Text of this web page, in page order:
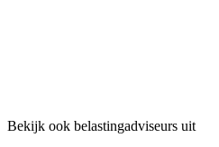
Bekijk ook belastingadviseurs uit